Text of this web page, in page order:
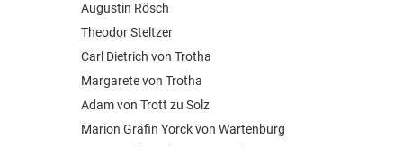
Augustin Rösch
Theodor Steltzer
Carl Dietrich von Trotha
Margarete von Trotha
Adam von Trott zu Solz
Marion Gräfin Yorck von Wartenburg